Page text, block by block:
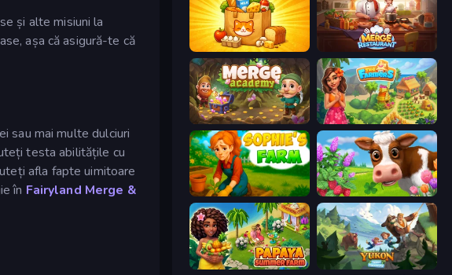
și alte misiuni la
așa că asigură-te că
sau mai multe dulciuri
testa abilitățile cu
afla fapte uimitoare
în Fairyland Merge &
Farm Merge Market Merge Restaurant
Merge Academy The Farmers
Sophie's Farm Country Life Meadows
Papaya Summer Farm Yukon: Family Adventure